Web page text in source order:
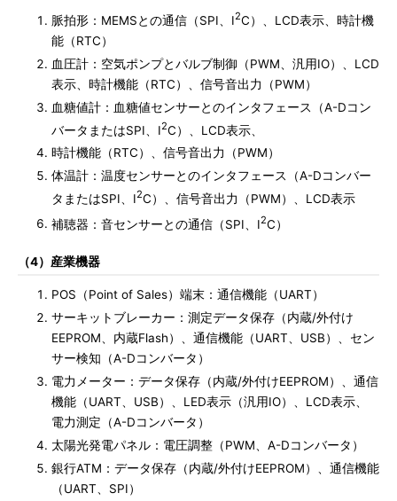
脈拍形：MEMSとの通信（SPI、I2C）、LCD表示、時計機
能（RTC）
血圧計：空気ポンプとバルブ制御（PWM、汎用IO）、LCD
表示、時計機能（RTC）、信号音出力（PWM）
血糖値計：血糖値センサーとのインタフェース（A-Dコン
バータまたはSPI、I2C）、LCD表示、
時計機能（RTC）、信号音出力（PWM）
体温計：温度センサーとのインタフェース（A-Dコンバー
タまたはSPI、I2C）、信号音出力（PWM）、LCD表示
補聴器：音センサーとの通信（SPI、I2C）
（4）産業機器
POS（Point of Sales）端末：通信機能（UART）
サーキットブレーカー：測定データ保存（内蔵/外付け
EEPROM、内蔵Flash）、通信機能（UART、USB）、セン
サー検知（A-Dコンバータ）
電力メーター：データ保存（内蔵/外付けEEPROM）、通信
機能（UART、USB）、LED表示（汎用IO）、LCD表示、
電力測定（A-Dコンバータ）
太陽光発電パネル：電圧調整（PWM、A-Dコンバータ）
銀行ATM：データ保存（内蔵/外付けEEPROM）、通信機能
（UART、SPI）